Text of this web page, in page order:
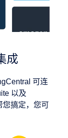
成
可连
以及
您搞定，您可